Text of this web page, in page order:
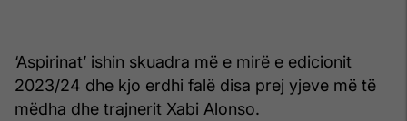
‘Aspirinat’ ishin skuadra më e mirë e edicionit
2023/24 dhe kjo erdhi falë disa prej yjeve më të
mëdha dhe trajnerit Xabi Alonso.